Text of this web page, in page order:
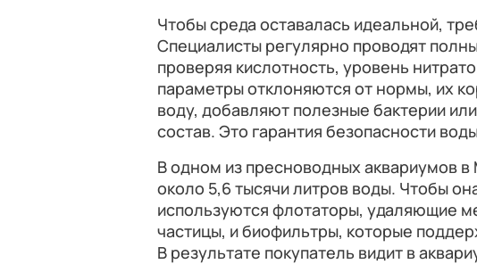
Чтобы среда оставалась идеальной,
Специалисты регулярно проводят
проверяя кислотность, уровень
параметры отклоняются от нормы, их
воду, добавляют полезные бактерии
состав. Это гарантия безопасности
В одном из пресноводных аквариумов
около 5,6 тысячи литров воды. Чтобы
используются флотаторы, удаляющие
частицы, и биофильтры, которые
В результате покупатель видит в